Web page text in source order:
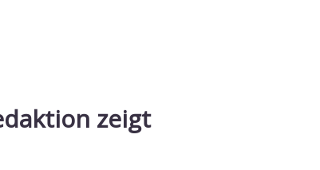
zeigt